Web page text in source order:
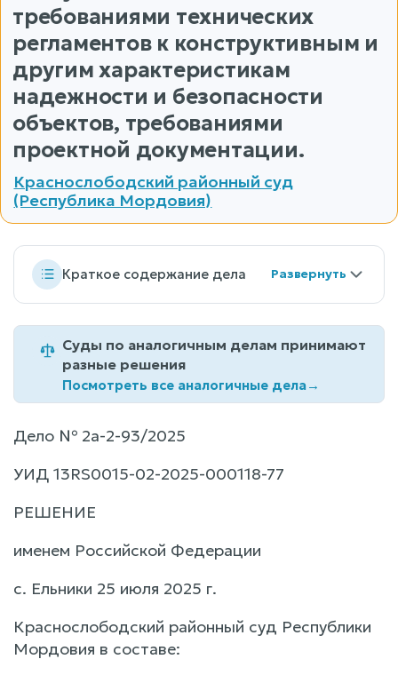
требованиями технических
регламентов к конструктивным и
другим характеристикам
надежности и безопасности
объектов, требованиями
проектной документации.
Краснослободский районный суд
(Республика Мордовия)
Краткое содержание дела
Суды по аналогичным делам принимают
разные решения
Посмотреть все аналогичные дела→
Дело № 2а-2-93/2025
УИД 13RS0015-02-2025-000118-77
РЕШЕНИЕ
именем Российской Федерации
с. Ельники 25 июля 2025 г.
Краснослободский районный суд Республики
Мордовия в составе: